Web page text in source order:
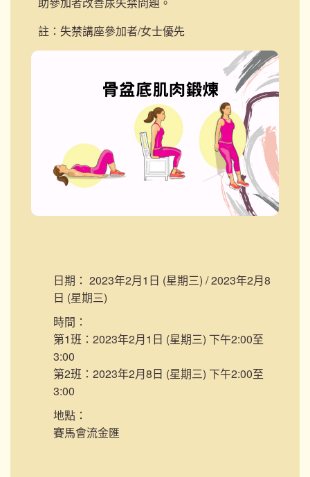
註：失禁講座參加者/女士優先
日期： 2023年2月1日 (星期三) / 2023年2月8
日 (星期三)
時間：
第1班：2023年2月1日 (星期三) 下午2:00至
3:00
第2班：2023年2月8日 (星期三) 下午2:00至
3:00
地點：
賽馬會流金匯